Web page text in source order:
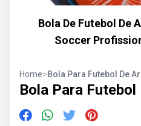
Bola De Futebol De
Soccer
Home>Bola Para Futebol De
Bola Para Futebol